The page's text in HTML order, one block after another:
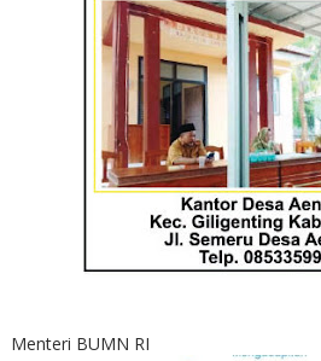
Menteri BUMN RI